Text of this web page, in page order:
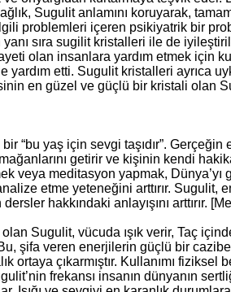
Sugulit anlamını koruyarak,
problemleri içeren psikiyatrik bir
sıra sugilit kristalleri ile de
olan insanlara yardım etmek için
etti. Sugulit kristalleri ayrıca
en güzel ve güçlü bir kristali olan
“bu yaş için sevgi taşıdır”.
getirir ve kişinin kendi
veya meditasyon yapmak,
etme yeteneğini arttırır. Sugulit,
hakkındaki anlayışını arttırır.
Sugulit, vücuda ışık verir, Taç
şifa veren enerjilerin güçlü bir
çıkarmıştır. Kullanımı fiziksel
frekansı insanın dünyanın